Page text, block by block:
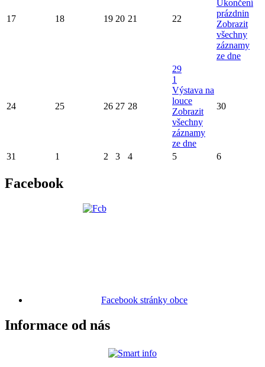
17 18 19 20 21 22
Ukončení
prázdnin
Zobrazit
všechny
záznamy
ze dne
24 25 26 27 28
29
1
Výstava na
louce
Zobrazit
všechny
záznamy
ze dne
30
31 1 2 3 4 5 6
Facebook
Facebook stránky obce
Informace od nás